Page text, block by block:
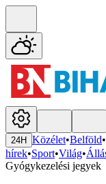
24H Közélet•Belföld•
hírek•Sport•Világ•
Gyógykezelési jegyek